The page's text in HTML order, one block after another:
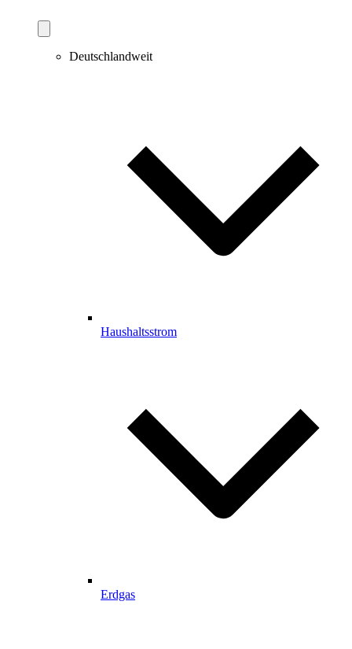
Deutschlandweit
Haushaltsstrom
Erdgas